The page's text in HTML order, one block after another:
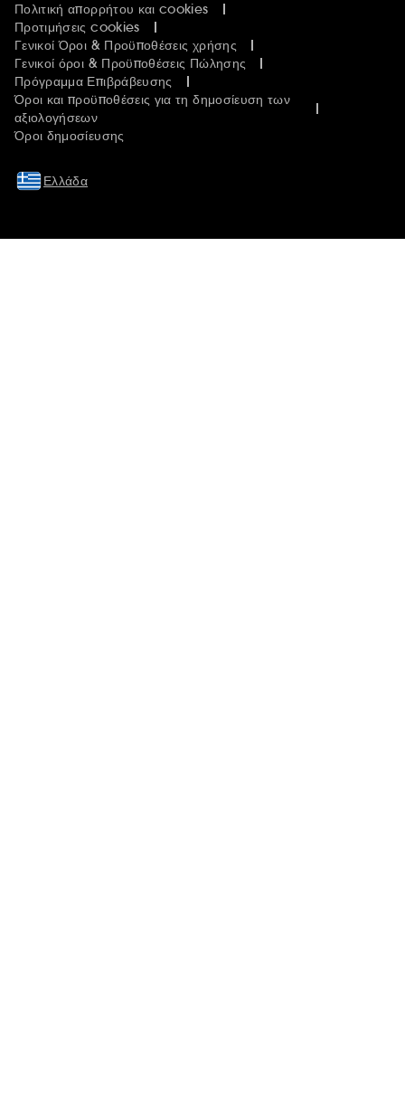
Πολιτική απορρήτου και cookies
Προτιμήσεις cookies
Γενικοί Όροι & Προϋποθέσεις χρήσης
Γενικοί όροι & Προϋποθέσεις Πώλησης
Πρόγραμμα Επιβράβευσης
Όροι και προϋποθέσεις για τη δημοσίευση των
αξιολογήσεων
Όροι δημοσίευσης
Ελλάδα